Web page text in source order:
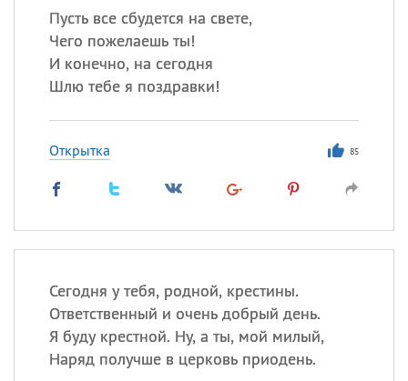
Пусть все сбудется на свете,
Чего пожелаешь ты!
И конечно, на сегодня
Шлю тебе я поздравки!
Открытка 85
Сегодня у тебя, родной, крестины.
Ответственный и очень добрый день.
Я буду крестной. Ну, а ты, мой милый,
Наряд получше в церковь приодень.